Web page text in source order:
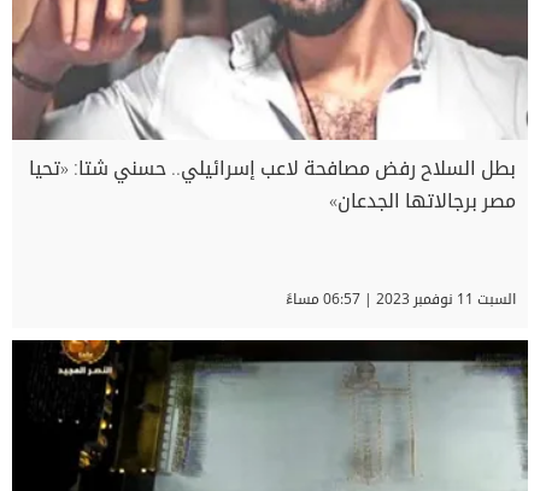
بطل السلاح رفض مصافحة لاعب إسرائيلي.. حسني شتا: «تحيا
مصر برجالاتها الجدعان»
السبت 11 نوفمبر 2023 | 06:57 مساءً